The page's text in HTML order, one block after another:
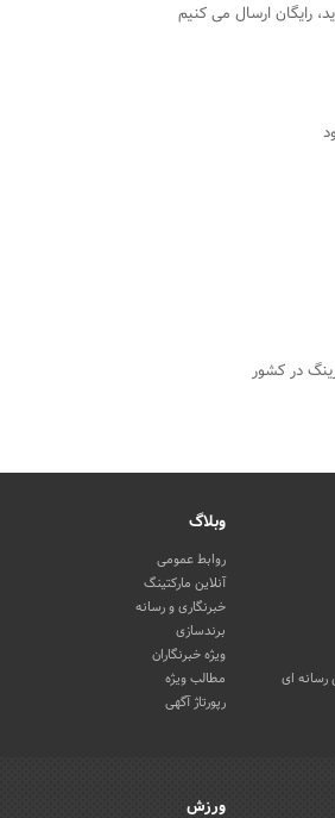
رایگان ارسال می کنیم
در کشور
رسانه ای
وبلاگ
روابط عمومی
آنلاین مارکتینگ
خبرنگاری و رسانه
برندسازی
ویژه خبرنگاران
مطالب ویژه
رپورتاژ آگهی
ورزش